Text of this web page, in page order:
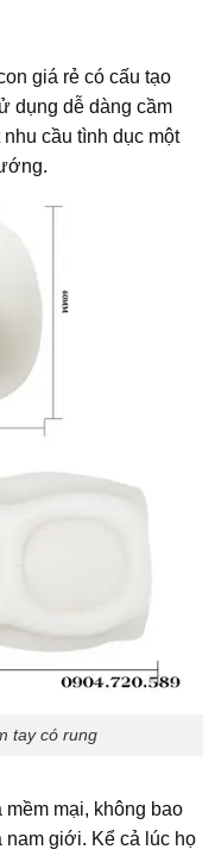
giá rẻ có cấu tạo
dụng dễ dàng cầm
cầu tình dục một
tay có rung
mại, không bao
giới. Kể cả lúc họ